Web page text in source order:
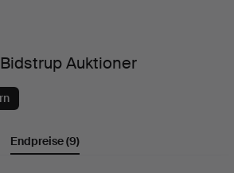
Auktioner
Endpreise(9)